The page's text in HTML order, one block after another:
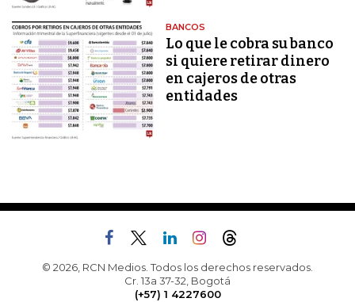
BANCOS
Lo que le cobra su banco
si quiere retirar dinero
en cajeros de otras
entidades
© 2026, RCN Medios. Todos los derechos reservados.
Cr. 13a 37-32, Bogotá
(+57) 1 4227600